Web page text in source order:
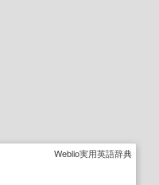
Weblio実用英語辞典